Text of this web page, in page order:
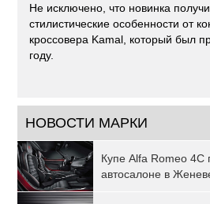
Не исключено, что новинка
стилистические особенности от
кроссовера Kamal, который был
году.
НОВОСТИ МАРКИ
Купе Alfa Romeo 4C
автосалоне в